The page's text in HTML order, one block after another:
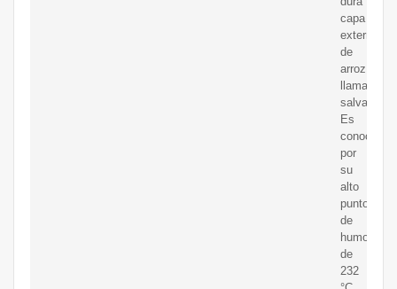
capa
externa
de
arroz
llamada
salvado.
Es
conocido
por
su
alto
punto
de
humo
de
232